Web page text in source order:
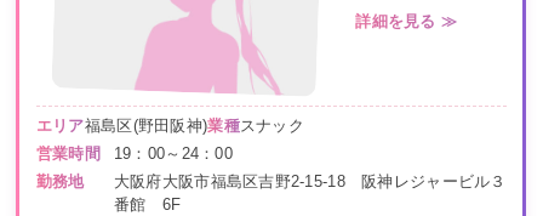
詳細を見る ≫
エリア福島区(野田阪神)業種スナック
営業時間
19：00～24：00
勤務地
大阪府大阪市福島区吉野2-15-18 阪神レジャービル３
番館 6F